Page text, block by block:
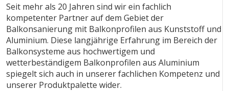
Seit mehr als 20 Jahren sind wir ein fachlich
kompetenter Partner auf dem Gebiet der
Balkonsanierung mit Balkonprofilen aus Kunststoff und
Aluminium. Diese langjährige Erfahrung im Bereich der
Balkonsysteme aus hochwertigem und
wetterbeständigem Balkonprofilen aus Aluminium
spiegelt sich auch in unserer fachlichen Kompetenz und
unserer Produktpalette wider.